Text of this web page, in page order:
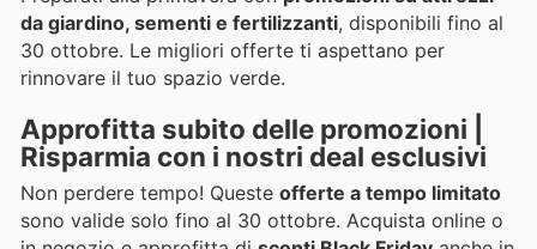
da giardino, sementi e fertilizzanti, disponibili fino al
30 ottobre. Le migliori offerte ti aspettano per
rinnovare il tuo spazio verde.
Approfitta subito delle promozioni |
Risparmia con i nostri deal esclusivi
Non perdere tempo! Queste offerte a tempo limitato
sono valide solo fino al 30 ottobre. Acquista online o